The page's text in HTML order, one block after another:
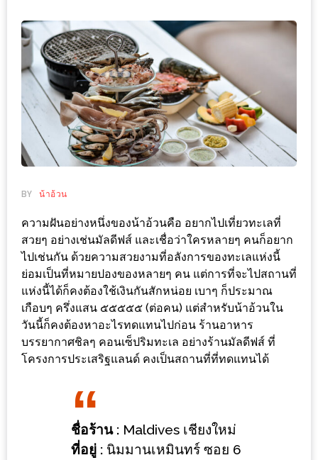
ครั้ง
ช้อป
ชิ
ลล์
ชิม
ที่
HIMMA
MARKET
10
ร้าน
พ่อ
ค้า
แซ่บ
แม่ค้า
สวย
ร้าน
เสน่ห์
ของ
เชียงใหม่
BY น้าอ้วน
ความฝันอย่างหนึ่งของน้าอ้วนคือ อยากไปเที่ยวทะเลที่
สวยๆ อย่างเช่นมัลดีฟส์ และเชื่อว่าใครหลายๆ คนก็อยาก
ไปเช่นกัน ด้วยความสวยงามที่อลังการของทะเลแห่งนี้
ย่อมเป็นที่หมายปองของหลายๆ คน แต่การที่จะไปสถานที่
แห่งนี้ได้ก็คงต้องใช้เงินกันสักหน่อย เบาๆ ก็ประมาณ
เกือบๆ ครึ่งแสน ๕๕๕๕๕ (ต่อคน) แต่สำหรับน้าอ้วนใน
วันนี้ก็คงต้องหาอะไรทดแทนไปก่อน ร้านอาหาร
บรรยากาศชิลๆ คอนเซ็ปริมทะเล อย่างร้านมัลดีฟส์ ที่
โครงการประเสริฐแลนด์ คงเป็นสถานที่ที่ทดแทนได้
ชื่อร้าน: Maldives เชียงใหม่
ที่อยู่ : นิมมานเหมินทร์ ซอย 6